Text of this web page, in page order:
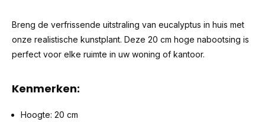
Breng de verfrissende uitstraling van eucalyptus in huis met
onze realistische kunstplant. Deze 20 cm hoge nabootsing is
perfect voor elke ruimte in uw woning of kantoor.
Kenmerken:
Hoogte: 20 cm